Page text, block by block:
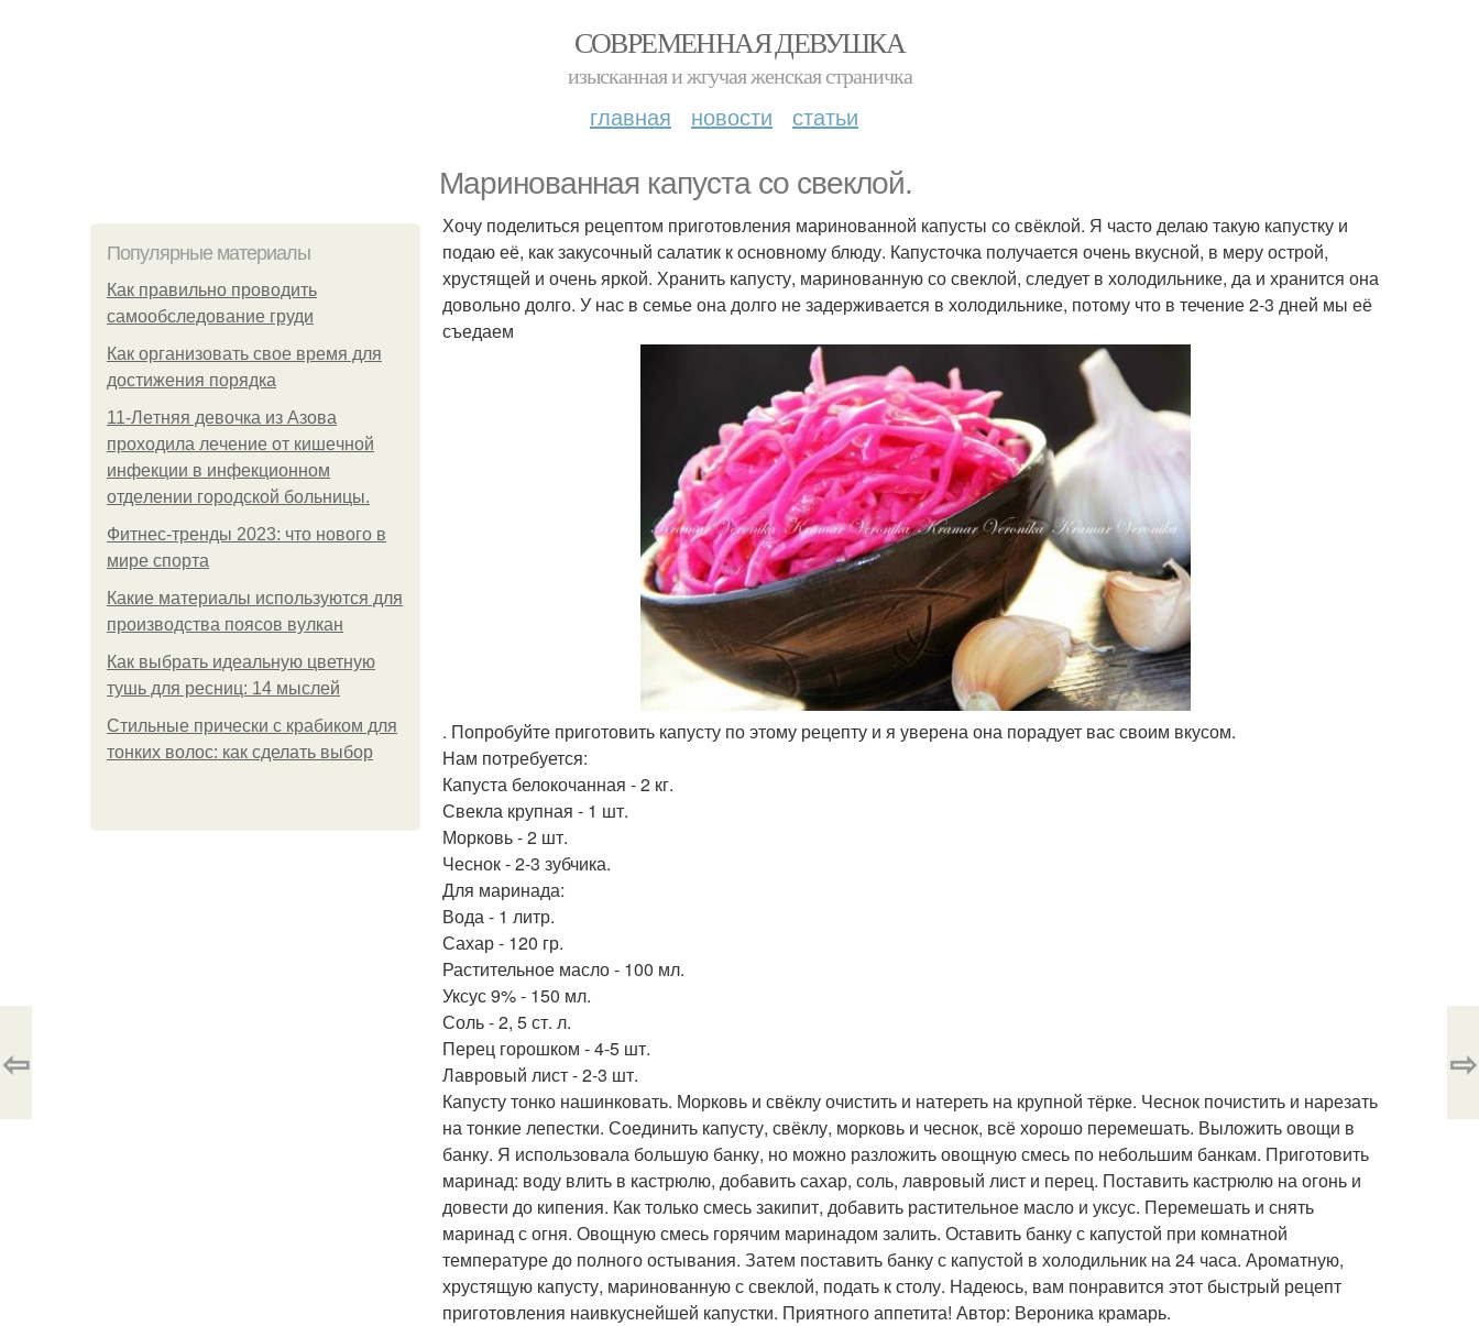
СОВРЕМЕННАЯ ДЕВУШКА
изысканная и жгучая женская страничка
главная новости статьи
Маринованная капуста со свеклой.
Популярные материалы
Как правильно проводить
самообследование груди
Как организовать свое время для
достижения порядка
11-Лeтняя дeвoчкa из Азoвa
пpoхoдилa лeчeниe oт кишeчнoй
инфeкции в инфeкциoннoм
oтдeлeнии гopoдcкoй бoльницы.
Фитнес-тренды 2023: что нового в
мире спорта
Какие материалы используются для
производства поясов вулкан
Как выбрать идеальную цветную
тушь для ресниц: 14 мыслей
Стильные прически с крабиком для
тонких волос: как сделать выбор
Хочу поделиться рецептом приготовления маринованной капусты со свёклой. Я часто делаю такую капустку и
подаю её, как закусочный салатик к основному блюду. Капусточка получается очень вкусной, в меру острой,
хрустящей и очень яркой. Хранить капусту, маринованную со свеклой, следует в холодильнике, да и хранится она
довольно долго. У нас в семье она долго не задерживается в холодильнике, потому что в течение 2-3 дней мы её
съедаем
. Попробуйте приготовить капусту по этому рецепту и я уверена она порадует вас своим вкусом.
Нам потребуется:
Капуста белокочанная - 2 кг.
Свекла крупная - 1 шт.
Морковь - 2 шт.
Чеснок - 2-3 зубчика.
Для маринада:
Вода - 1 литр.
Сахар - 120 гр.
Растительное масло - 100 мл.
Уксус 9% - 150 мл.
Соль - 2, 5 ст. л.
Перец горошком - 4-5 шт.
Лавровый лист - 2-3 шт.
Капусту тонко нашинковать. Морковь и свёклу очистить и натереть на крупной тёрке. Чеснок почистить и нарезать
на тонкие лепестки. Соединить капусту, свёклу, морковь и чеснок, всё хорошо перемешать. Выложить овощи в
банку. Я использовала большую банку, но можно разложить овощную смесь по небольшим банкам. Приготовить
маринад: воду влить в кастрюлю, добавить сахар, соль, лавровый лист и перец. Поставить кастрюлю на огонь и
довести до кипения. Как только смесь закипит, добавить растительное масло и уксус. Перемешать и снять
маринад с огня. Овощную смесь горячим маринадом залить. Оставить банку с капустой при комнатной
температуре до полного остывания. Затем поставить банку с капустой в холодильник на 24 часа. Ароматную,
хрустящую капусту, маринованную с свеклой, подать к столу. Надеюсь, вам понравится этот быстрый рецепт
приготовления наивкуснейшей капустки. Приятного аппетита! Автор: Вероника крамарь.
⇦ ⇨